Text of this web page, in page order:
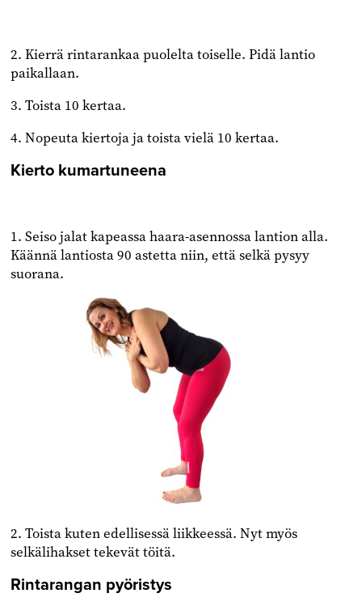
2. Kierrä rintarankaa puolelta toiselle. Pidä lantio
paikallaan.
3. Toista 10 kertaa.
4. Nopeuta kiertoja ja toista vielä 10 kertaa.
Kierto kumartuneena
1. Seiso jalat kapeassa haara-asennossa lantion alla.
Käännä lantiosta 90 astetta niin, että selkä pysyy
suorana.
2. Toista kuten edellisessä liikkeessä. Nyt myös
selkälihakset tekevät töitä.
Rintarangan pyöristys